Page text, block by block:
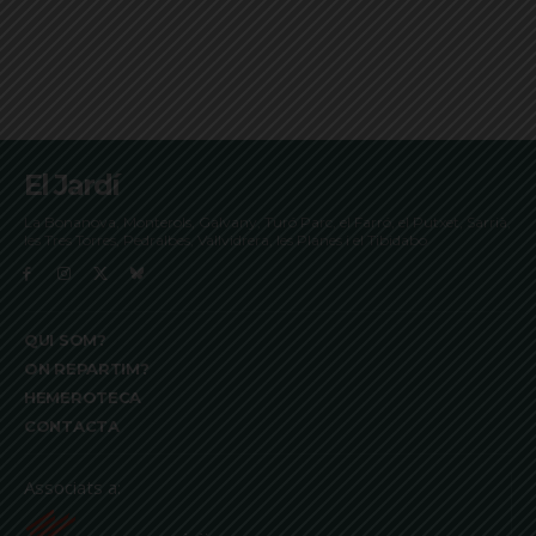
El Jardí
La Bonanova, Monterols, Galvany, Turó Parc, el Farró, el Putxet, Sarrià,
les Tres Torres, Pedralbes, Vallvidrera, les Planes i el Tibidabo
QUI SOM?
ON REPARTIM?
HEMEROTECA
CONTACTA
Associats a: